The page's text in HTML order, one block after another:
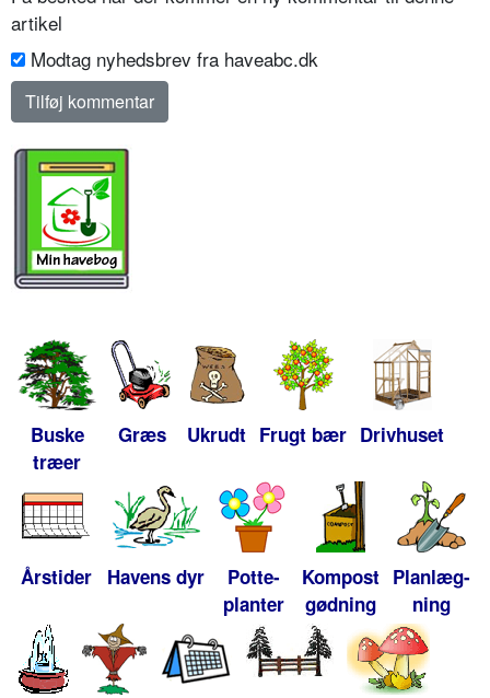
artikel
Modtag nyhedsbrev fra haveabc.dk
Buske
træer
Græs Ukrudt Frugt bær Drivhuset
Årstider Havens dyr
Potte-
planter
Kompost
gødning
Planlæg-
ning